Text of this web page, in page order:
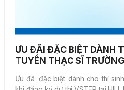
ƯU ĐÃI ĐẶC BIỆT DÀNH
TUYỂN THẠC SĨ
QUỐC TẾ HỒNG BÀNG –
Ưu đãi đặc biệt dành cho thí